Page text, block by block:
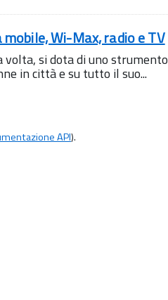
Wi-Max, radio e TV
volta, si dota di uno strumento
in città e su tutto il suo...
API).